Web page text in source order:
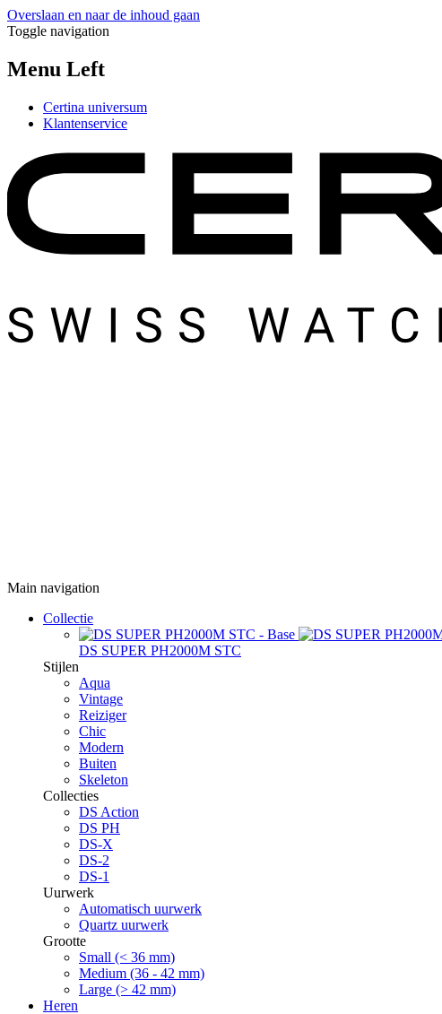
Overslaan en naar de inhoud gaan
Toggle navigation
Menu Left
Certina universum
Klantenservice
Main navigation
Collectie
DS SUPER PH2000M STC
Stijlen
Aqua
Vintage
Reiziger
Chic
Modern
Buiten
Skeleton
Collecties
DS Action
DS PH
DS-X
DS-2
DS-1
Uurwerk
Automatisch uurwerk
Quartz uurwerk
Grootte
Small (< 36 mm)
Medium (36 - 42 mm)
Large (> 42 mm)
Heren